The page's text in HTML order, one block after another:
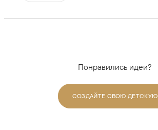
Понравились идеи?
СОЗДАЙТЕ СВОЮ ДЕТСКУЮ